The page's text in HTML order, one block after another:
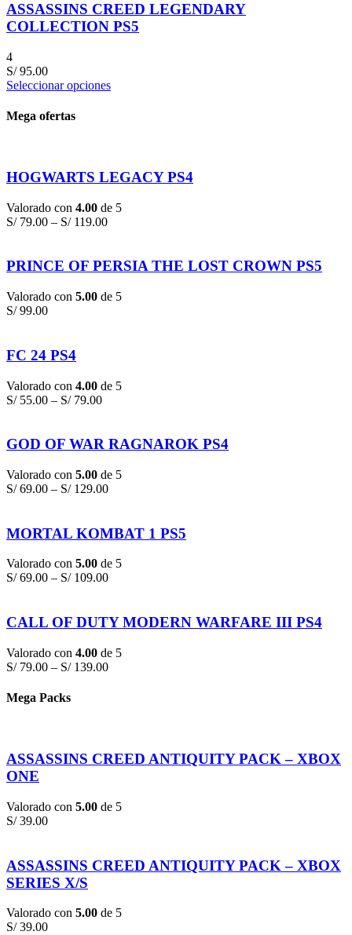
ASSASSINS CREED LEGENDARY
COLLECTION PS5
4
S/95.00
Seleccionar opciones
Mega ofertas
HOGWARTS LEGACY PS4
Valorado con 4.00 de 5
S/79.00 – S/119.00
PRINCE OF PERSIA THE LOST CROWN PS5
Valorado con 5.00 de 5
S/99.00
FC 24 PS4
Valorado con 4.00 de 5
S/55.00 – S/79.00
GOD OF WAR RAGNAROK PS4
Valorado con 5.00 de 5
S/69.00 – S/129.00
MORTAL KOMBAT 1 PS5
Valorado con 5.00 de 5
S/69.00 – S/109.00
CALL OF DUTY MODERN WARFARE III PS4
Valorado con 4.00 de 5
S/79.00 – S/139.00
Mega Packs
ASSASSINS CREED ANTIQUITY PACK – XBOX
ONE
Valorado con 5.00 de 5
S/39.00
ASSASSINS CREED ANTIQUITY PACK – XBOX
SERIES X/S
Valorado con 5.00 de 5
S/39.00